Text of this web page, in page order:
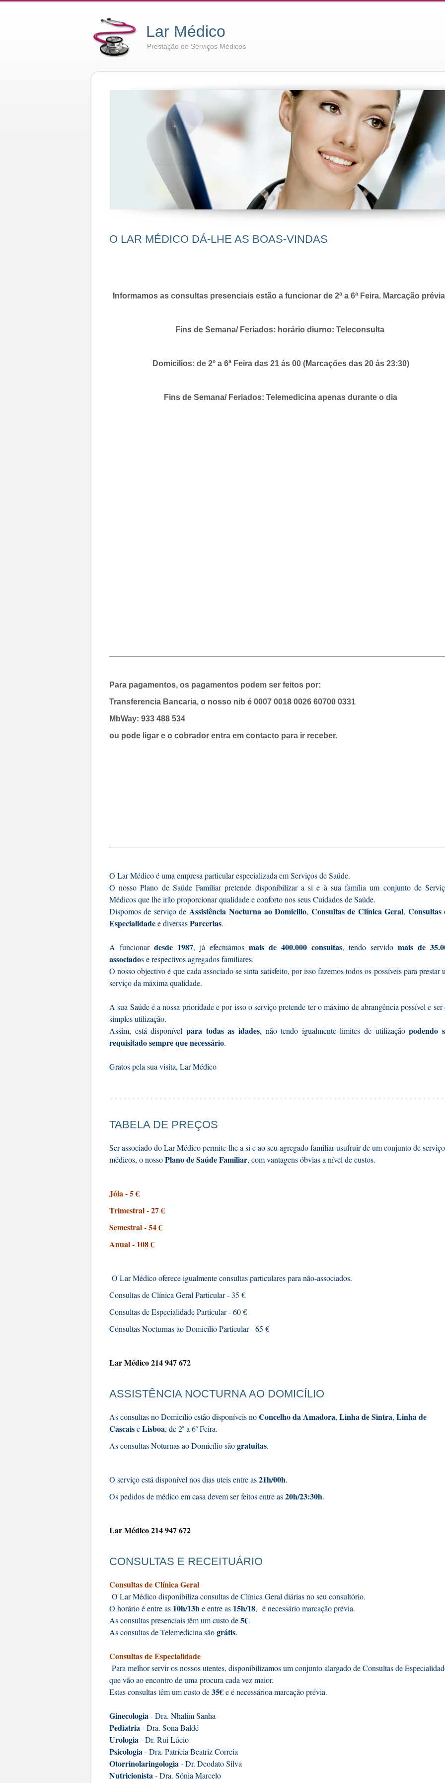
Lar Médico
Prestação de Serviços Médicos
O LAR MÉDICO DÁ-LHE AS BOAS-VINDAS
Informamos as consultas presenciais estão a funcionar de 2ª a 6ª Feira. Marcação
Fins de Semana/ Feriados: horário diurno: Teleconsulta
Domicilios: de 2º a 6ª Feira das 21 ás 00 (Marcações das 20 ás 23:30)
Fins de Semana/ Feriados: Telemedicina apenas durante o dia
Para pagamentos, os pagamentos podem ser feitos por:
Transferencia Bancaria, o nosso nib é 0007 0018 0026 60700 0331
MbWay: 933 488 534
ou pode ligar e o cobrador entra em contacto para ir receber.
O Lar Médico é uma empresa particular especializada em Serviços de Saúde.
O nosso Plano de Saúde Familiar pretende disponibilizar a si e à sua família um conjunto de
Médicos que lhe irão proporcionar qualidade e conforto nos seus Cuidados de Saúde.
Dispomos de serviço de Assistência Nocturna ao Domicilio, Consultas de Clínica Geral, Consultas
Especialidadee diversasParcerias.
A funcionar desde 1987, já efectuámos mais de 400.000 consultas, tendo servido mais de
associados e respectivos agregados familiares.
O nosso objectivo é que cada associado se sinta satisfeito, por isso fazemos todos os possíveis para prestar
serviço da máxima qualidade.
A sua Saúde é a nossa prioridade e por isso o serviço pretende ter o máximo de abrangência possível e ser
simples utilização.
Assim, está disponível para todas as idades, não tendo igualmente limites de utilizaçãopodendo
requisitado sempre que necessário.
Gratos pela sua visita, Lar Médico
TABELA DE PREÇOS
Ser associado do Lar Médico permite-lhe a si e ao seu agregado familiar usufruir de um conjunto de
médicos, o nossoPlano de Saúde Familiar, com vantagens óbvias a nível de custos.
Jóia - 5 €
Trimestral - 27 €
Semestral - 54 €
Anual - 108 €
O Lar Médico oferece igualmente consultas particulares para não-associados.
Consultas de Clínica Geral Particular - 35 €
Consultas de Especialidade Particular - 60 €
Consultas Nocturnas ao Domicílio Particular - 65 €
Lar Médico 214 947 672
ASSISTÊNCIA NOCTURNA AO DOMICÍLIO
As consultas no Domicílio estão disponíveis noConcelho da Amadora, Linha de Sintra, Linha de
CascaiseLisboa, de 2ª a 6ª Feira.
As consultas Noturnas ao Domicílio sãogratuitas.
O serviço está disponível nos dias uteis entre as21h/00h.
Os pedidos de médico em casa devem ser feitos entre as20h/23:30h.
Lar Médico 214 947 672
CONSULTAS E RECEITUÁRIO
Consultas de Clínica Geral
O Lar Médico disponibiliza consultas de Clínica Geral diárias no seu consultório.
O horário é entre as 10h/13he entre as 15h/18, é necessário marcação prévia.
As consultas presenciais têm um custo de5€.
As consultas de Telemedicina sãográtis.
Consultas de Especialidade
Para melhor servir os nossos utentes, disponibilizamos um conjunto alargado de Consultas de
que vão ao encontro de uma procura cada vez maior.
Estas consultas têm um custo de35€e é necessárioa marcação prévia.
Ginecologia- Dra. Nhalim Sanha
Pediatria- Dra. Sona Baldé
Urologia- Dr. Rui Lúcio
Psicologia- Dra. Patrícia Beatriz Correia
Otorrinolaringologia- Dr. Deodato Silva
Nutricionista- Dra. Sónia Marcelo